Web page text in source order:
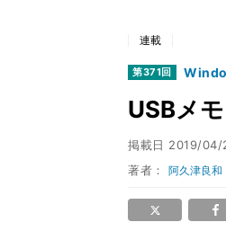
連載
第371回
USBメ
掲載日 2019/
著者：阿久津良和